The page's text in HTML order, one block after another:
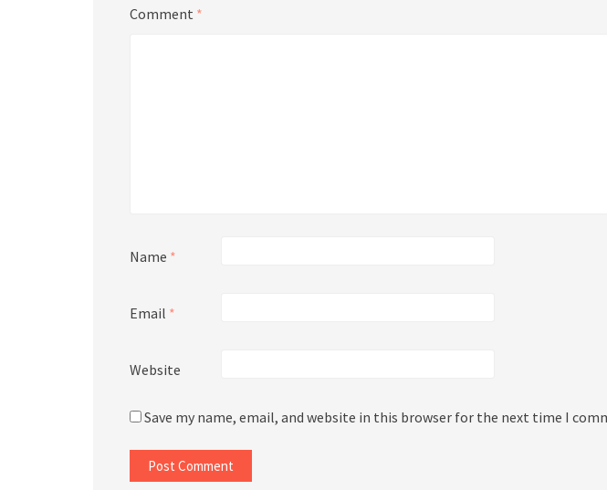
Comment *
Name *
Email *
Website
Save my name, email, and website in this browser for the next time I